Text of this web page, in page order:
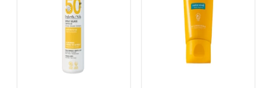
ACORELLE
Spray Solaire
Bio Enfants
SPF50
15,00€
KERBI
Lait solaire
SPF50 - avec
parfum dès
3ans